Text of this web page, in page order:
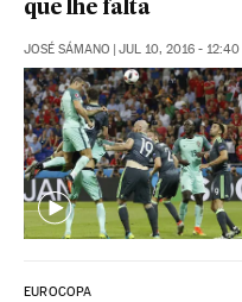
que lhe falta
JOSÉ SÁMANO | JUL 10, 2016 - 12:40
EUROCOPA